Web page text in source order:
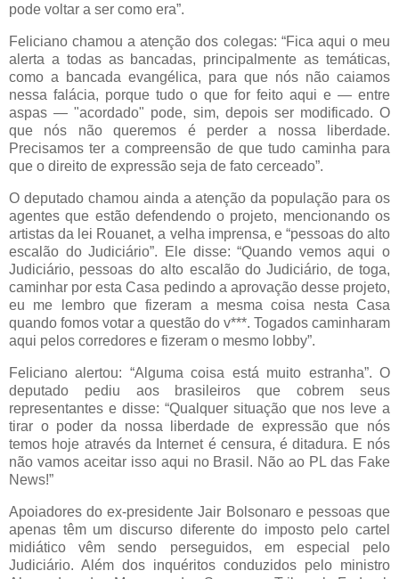
pode voltar a ser como era”.
Feliciano chamou a atenção dos colegas: “Fica aqui o meu
alerta a todas as bancadas, principalmente as temáticas,
como a bancada evangélica, para que nós não caiamos
nessa falácia, porque tudo o que for feito aqui e — entre
aspas — "acordado" pode, sim, depois ser modificado. O
que nós não queremos é perder a nossa liberdade.
Precisamos ter a compreensão de que tudo caminha para
que o direito de expressão seja de fato cerceado”.
O deputado chamou ainda a atenção da população para os
agentes que estão defendendo o projeto, mencionando os
artistas da lei Rouanet, a velha imprensa, e “pessoas do alto
escalão do Judiciário”. Ele disse: “Quando vemos aqui o
Judiciário, pessoas do alto escalão do Judiciário, de toga,
caminhar por esta Casa pedindo a aprovação desse projeto,
eu me lembro que fizeram a mesma coisa nesta Casa
quando fomos votar a questão do v***. Togados caminharam
aqui pelos corredores e fizeram o mesmo lobby”.
Feliciano alertou: “Alguma coisa está muito estranha”. O
deputado pediu aos brasileiros que cobrem seus
representantes e disse: “Qualquer situação que nos leve a
tirar o poder da nossa liberdade de expressão que nós
temos hoje através da Internet é censura, é ditadura. E nós
não vamos aceitar isso aqui no Brasil. Não ao PL das Fake
News!”
Apoiadores do ex-presidente Jair Bolsonaro e pessoas que
apenas têm um discurso diferente do imposto pelo cartel
midiático vêm sendo perseguidos, em especial pelo
Judiciário. Além dos inquéritos conduzidos pelo ministro